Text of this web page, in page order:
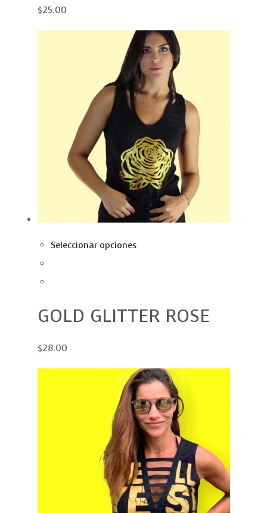
$25.00
Seleccionar opciones
GOLD GLITTER ROSE
$28.00